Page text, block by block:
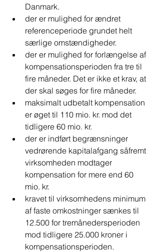
Danmark.
der er mulighed for ændret
referenceperiode grundet helt
særlige omstændigheder.
der er mulighed for forlængelse af
kompensationsperioden fra tre til
fire måneder. Det er ikke et krav, at
der skal søges for fire måneder.
maksimalt udbetalt kompensation
er øget til 110 mio. kr. mod det
tidligere 60 mio. kr.
der er indført begrænsninger
vedrørende kapitalafgang såfremt
virksomheden modtager
kompensation for mere end 60
mio. kr.
kravet til virksomhedens minimum
af faste omkostninger sænkes til
12.500 for tremånedersperioden
mod tidligere 25.000 kroner i
kompensationsperioden.